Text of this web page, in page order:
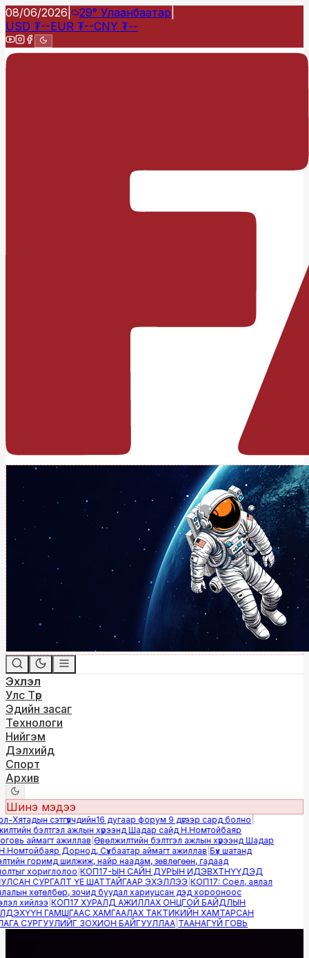
08/06/2026 29° Улаанбаатар
USD ₮--EUR ₮--CNY ₮--
Эхлэл
Улс Төр
Эдийн засаг
Технологи
Нийгэм
Дэлхийд
Спорт
Архив
Шинэ мэдээ
сэтгүүлчдийн16 дугаар форум 9 дүгээр сард болно|
бэлтгэл ажлын хүрээнд Шадар сайд Н.Номтойбаяр
аймагт ажиллав|Өвөлжилтийн бэлтгэл ажлын хүрээнд Шадар
Дорнод, Сүхбаатар аймагт ажиллав|Бүх шатанд
горимд шилжиж, найр наадам, зөвлөгөөн, гадаад
хориглолоо|КОП17-ЫН САЙН ДУРЫН ИДЭВХТНҮҮДЭД
СУРГАЛТ ҮЕ ШАТТАЙГААР ЭХЭЛЛЭЭ|КОП17: Соёл, аялал
хөтөлбөр, зочид буудал хариуцсан дэд хорооноос
хийлээ|КОП17 ХУРАЛД АЖИЛЛАХ ОНЦГОЙ БАЙДЛЫН
ГАМШГААС ХАМГААЛАХ ТАКТИКИЙН ХАМТАРСАН
СУРГУУЛИЙГ ЗОХИОН БАЙГУУЛЛАА|ТААНАГҮЙ ГОВЬ